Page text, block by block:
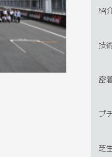
紹
技
密
プ
芝